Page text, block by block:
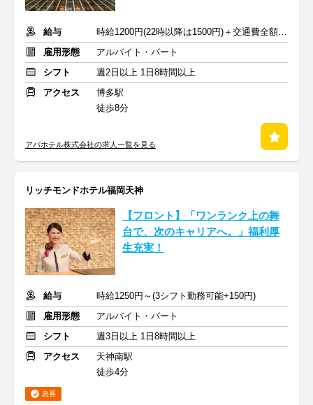
給与
時給1200円(22時以降は1500円)＋交通費全額支給
雇用形態
アルバイト・パート
シフト
週2日以上 1日8時間以上
アクセス
博多駅
徒歩8分
アパホテル株式会社の求人一覧を見る
リッチモンドホテル福岡天神
【フロント】「ワンランク上の舞
台で、次のキャリアへ。」福利厚
生充実！
給与
時給1250円～(3シフト勤務可能+150円)
雇用形態
アルバイト・パート
シフト
週3日以上 1日8時間以上
アクセス
天神南駅
徒歩4分
急募